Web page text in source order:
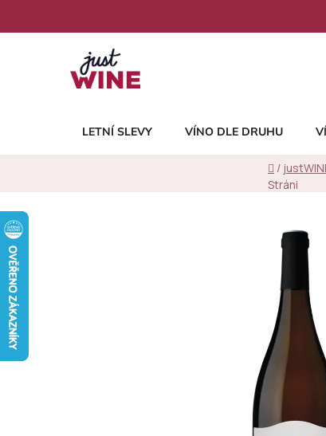
LETNÍ SLEVY VÍNO DLE DRUHU
Domů
/
Stráni